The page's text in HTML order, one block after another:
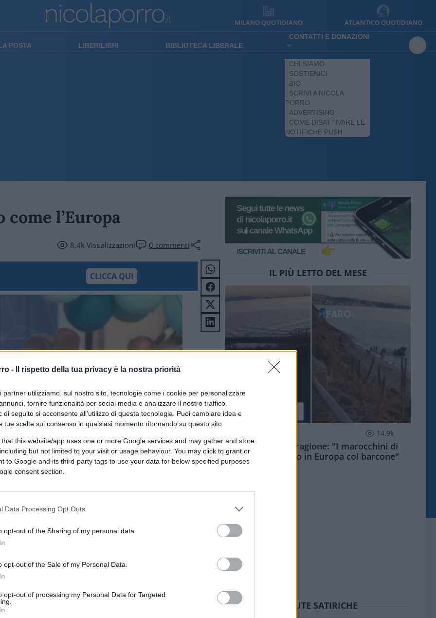
- Il rispetto della tua privacy è la nostra priorità
partner utilizziamo, sul nostro sito, tecnologie come i cookie per personalizzare
fornire funzionalità per social media e analizzare il nostro traffico.
di seguito si acconsente all'utilizzo di questa tecnologia. Puoi cambiare idea e
tue scelte sul consenso in qualsiasi momento ritornando su questo sito
that this website/app uses one or more Google services and may gather and store
but not limited to your visit or usage behaviour. You may click to grant or
to Google and its third-party tags to use your data for below specified purposes
consent section.
Data Processing Opt Outs
opt-out of the Sharing of my personal data.
opt-out of the Sale of my Personal Data.
opt-out of processing my Personal Data for Targeted
MILANO QUOTIDIANO ATLANTICO QUOTIDIANO
POSTA LIBERILIBRI BIBLIOTECA LIBERALE
CONTATTI E DONAZIONI
CHI SIAMO
SOSTIENICI
BIO
SCRIVI A NICOLA
PORRO
ADVERTISING
COME DISATTIVARE LE
NOTIFICHE PUSH
l’Europa
8.4kVisualizzazioni 0 commenti
CLICCA QUI
stato più volte beccato a sbevacchiare un
è guidata da un presidente a
in questo video barcolla.
solo le ultime sue tre dichiarazioni che ci
IL PIÙ LETTO DEL MESE
14.9k
Meloni aveva ragione: "I marocchini di
Ceuta sbarcano in Europa col barcone"
SEDUTE SATIRICHE